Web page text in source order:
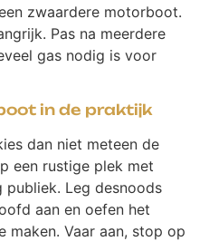
zwaardere motorboot.
Pas na meerdere
gas nodig is voor
in de praktijk
dan niet meteen de
een rustige plek met
Leg desnoods
aan en oefen het
maken. Vaar aan, stop op